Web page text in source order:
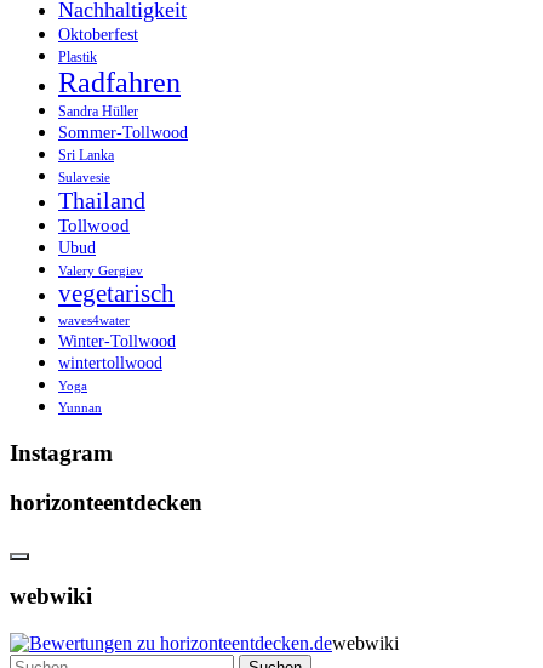
Nachhaltigkeit
Oktoberfest
Plastik
Radfahren
Sandra Hüller
Sommer-Tollwood
Sri Lanka
Sulavesie
Thailand
Tollwood
Ubud
Valery Gergiev
vegetarisch
waves4water
Winter-Tollwood
wintertollwood
Yoga
Yunnan
Instagram
horizonteentdecken
webwiki
webwiki
Suchen